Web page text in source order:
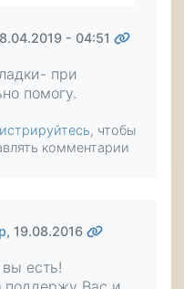
- 04:51
при
помогу.
, чтобы
комментарии
, 19.08.2016
есть!